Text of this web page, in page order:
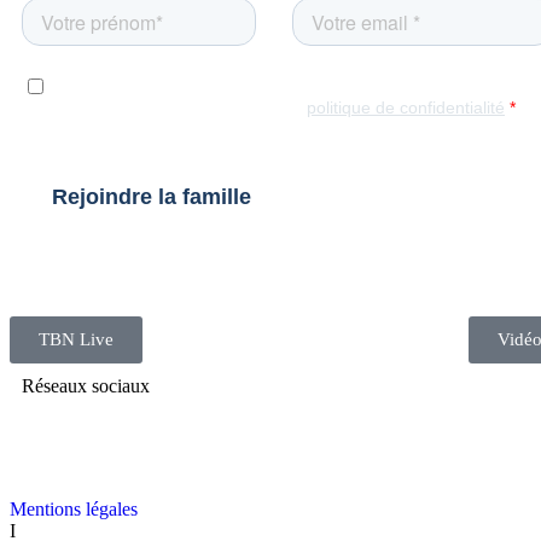
TBN Live
Réseaux sociaux
Mentions légales
I